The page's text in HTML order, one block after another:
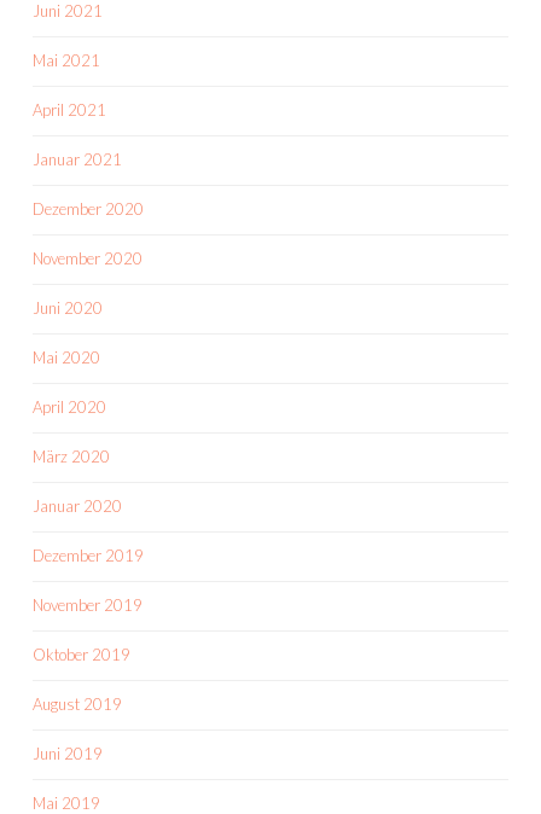
Juni 2021
Mai 2021
April 2021
Januar 2021
Dezember 2020
November 2020
Juni 2020
Mai 2020
April 2020
März 2020
Januar 2020
Dezember 2019
November 2019
Oktober 2019
August 2019
Juni 2019
Mai 2019